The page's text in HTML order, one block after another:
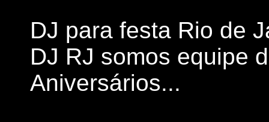
DJ para festa Rio de
DJ RJ somos equipe
Aniversários...